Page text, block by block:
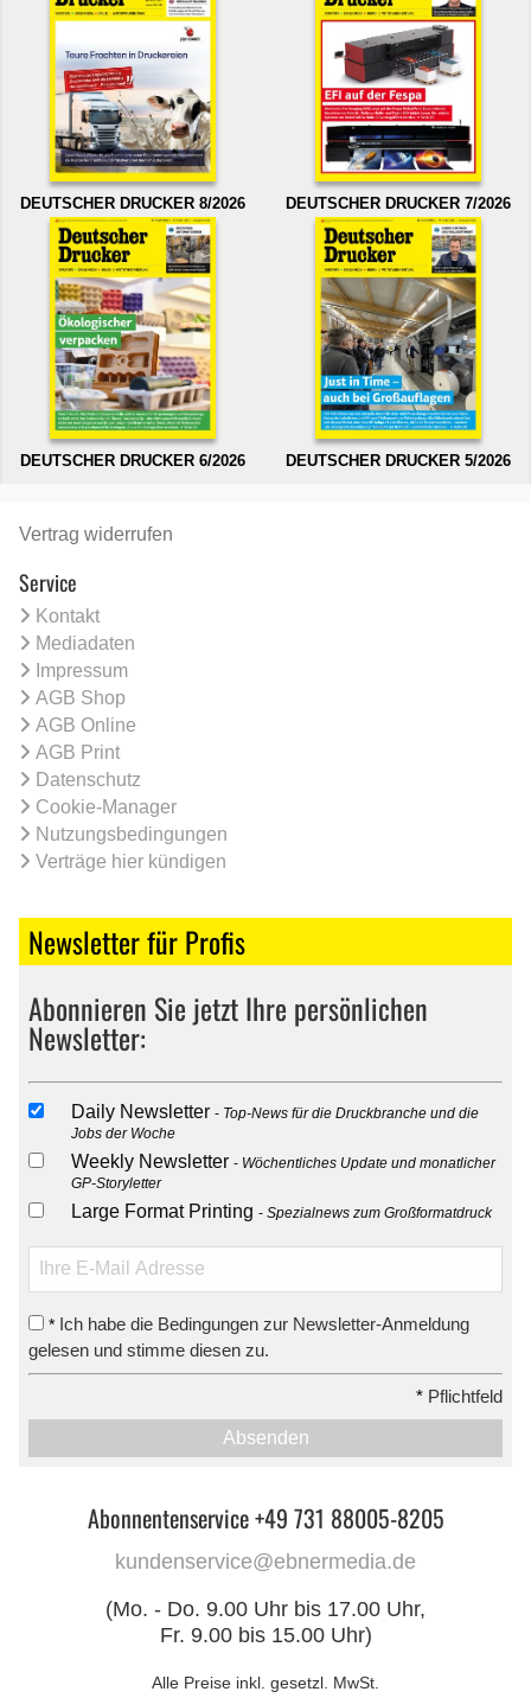
DEUTSCHER DRUCKER 8/2026 DEUTSCHER DRUCKER 7/2026
DEUTSCHER DRUCKER 6/2026 DEUTSCHER DRUCKER 5/2026
Vertrag widerrufen
Service
Kontakt
Mediadaten
Impressum
AGB Shop
AGB Online
AGB Print
Datenschutz
Cookie-Manager
Nutzungsbedingungen
Verträge hier kündigen
Newsletter für Profis
Abonnieren Sie jetzt Ihre persönlichen
Newsletter:
Daily Newsletter
Top-News für die Druckbranche und die
Jobs der Woche
Weekly Newsletter
Wöchentliches Update und monatlicher
GP-Storyletter
Large Format Printing Spezialnews zum Großformatdruck
* Ich habe die Bedingungen zur Newsletter-Anmeldung
gelesen und stimme diesen zu.
* Pflichtfeld
Absenden
Abonnentenservice +49 731 88005-8205
kundenservice@ebnermedia.de
(Mo. - Do. 9.00 Uhr bis 17.00 Uhr,
Fr. 9.00 bis 15.00 Uhr)
Alle Preise inkl. gesetzl. MwSt.